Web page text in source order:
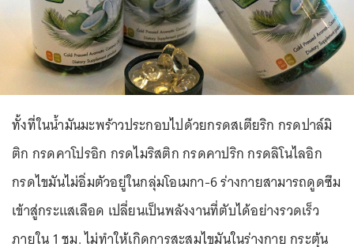
ทั้งที่ในน้ำมันมะพร้าวประกอบไปด้วยกรดสเตียริก กรดปาล์มิ
ติก กรดคาโปรอิก กรดไมริสติก กรดคาปริก กรดลิโนไลอิก
กรดไขมันไม่อิ่มตัวอยู่ในกลุ่มโอเมกา-6 ร่างกายสามารถดูดซึม
เข้าสู่กระแสเลือด เปลี่ยนเป็นพลังงานที่ตับได้อย่างรวดเร็ว
ภายใน 1 ชม. ไม่ทำให้เกิดการสะสมไขมันในร่างกาย กระตุ้น